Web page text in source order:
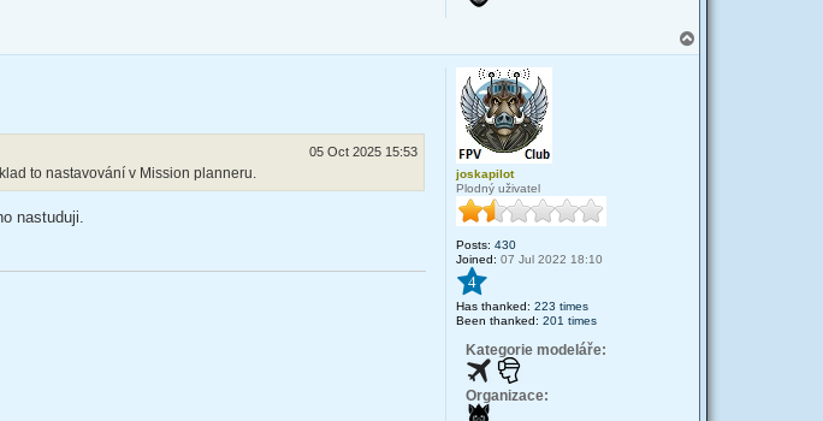
o
joskapilot
Plodný uživatel
Posts: 430
Joined: 07 Jul 2022 18:10
4
Has thanked: 223 times
Been thanked: 201 times
Kategorie modeláře:
Organizace:
05 Oct 2025 15:53
to nastavování v Mission planneru.
nastuduji.